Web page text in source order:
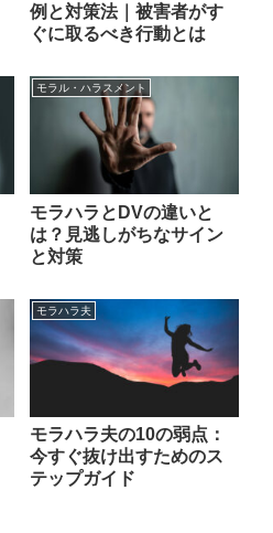
例と対策法｜被害者がす
ぐに取るべき行動とは
モラル・ハラスメント
モラハラとDVの違いと
は？見逃しがちなサイン
と対策
モラハラ夫
モラハラ夫の10の弱点：
今すぐ抜け出すためのス
テップガイド